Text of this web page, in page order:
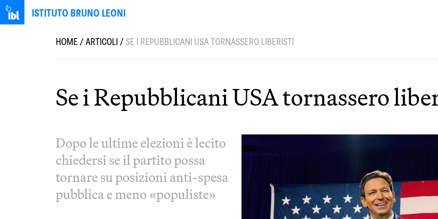
ISTITUTO BRUNO LEONI
HOME/ARTICOLI/SE I REPUBBLICANI USA TORNASSERO LIBERISTI
Se i Repubblicani USA tornassero
Dopo le ultime elezioni è lecito
chiedersi se il partito possa
tornare su posizioni anti-spesa
pubblica e meno «populiste»